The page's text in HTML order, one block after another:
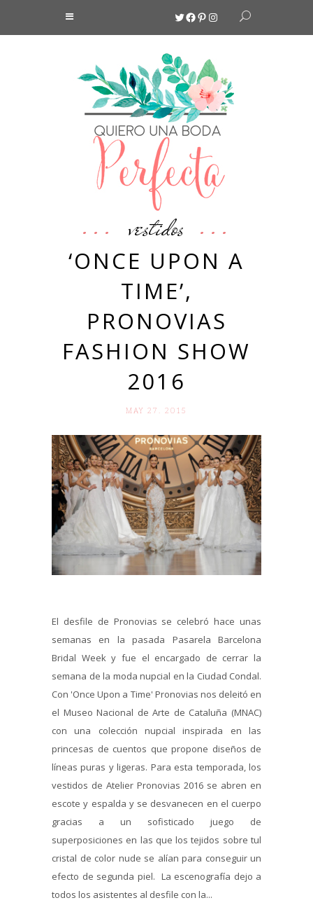
Twitter
Facebook
Pinterest
Instagram
vestidos
‘ONCE UPON A
TIME’,
PRONOVIAS
FASHION SHOW
2016
MAY 27. 2015
El desfile de Pronovias se celebró hace unas
semanas en la pasada Pasarela Barcelona
Bridal Week y fue el encargado de cerrar la
semana de la moda nupcial en la Ciudad Condal.
Con 'Once Upon a Time' Pronovias nos deleitó en
el Museo Nacional de Arte de Cataluña (MNAC)
con una colección nupcial inspirada en las
princesas de cuentos que propone diseños de
líneas puras y ligeras. Para esta temporada, los
vestidos de Atelier Pronovias 2016 se abren en
escote y espalda y se desvanecen en el cuerpo
gracias a un sofisticado juego de
superposiciones en las que los tejidos sobre tul
cristal de color nude se alían para conseguir un
efecto de segunda piel. La escenografía dejo a
todos los asistentes al desfile con la...